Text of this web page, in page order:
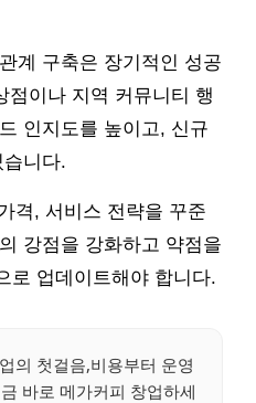
계 구축은 장기적인 성공
점이나 지역 커뮤니티 행
인지도를 높이고, 신규
니다.
격, 서비스 전략을 꾸준
강점을 강화하고 약점을
로 업데이트해야 합니다.
의 첫걸음,비용부터 운영
바로 메가커피 창업하세